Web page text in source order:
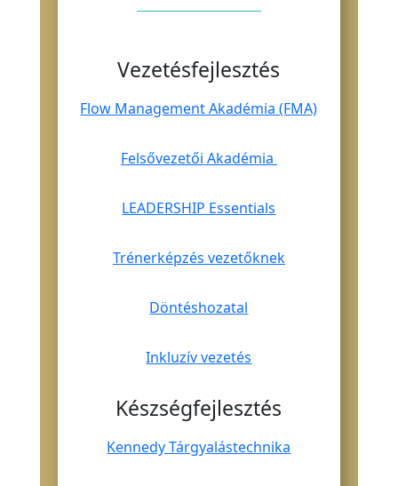
Vezetésfejlesztés
Flow Management Akadémia (FMA)
Felsővezetői Akadémia
LEADERSHIP Essentials
Trénerképzés vezetőknek
Döntéshozatal
Inkluzív vezetés
Készségfejlesztés
Kennedy Tárgyalástechnika